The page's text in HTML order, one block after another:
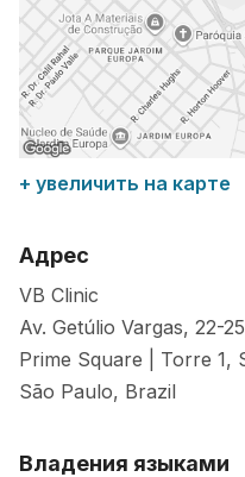
+ увеличить на карте
Адрес
VB Clinic
Av. Getúlio Vargas, 22-
Prime Square | Torre 1,
São Paulo, Brazil
Владения языками